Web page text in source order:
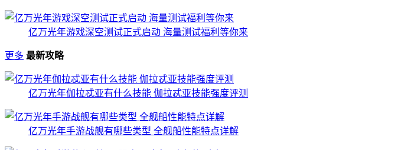
亿万光年游戏深空测试正式启动 海量测试福利等你来
更多 最新攻略
亿万光年伽拉忒亚有什么技能 伽拉忒亚技能强度评测
亿万光年手游战舰有哪些类型 全舰船性能特点详解